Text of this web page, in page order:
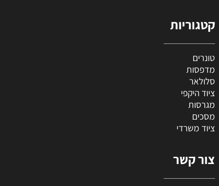
קטגוריות
טונרים
מדפסות
סלולאר
ציוד היקפי
מגרסות
מסכים
ציוד משרדי
צור קשר